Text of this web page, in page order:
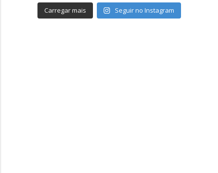
Carregar mais Seguir no Instagram